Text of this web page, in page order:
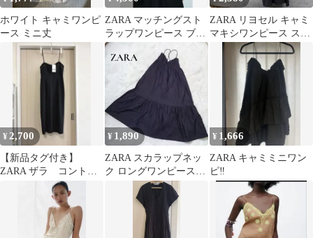
ホワイト キャミワンピ
ース ミニ丈
ZARA マッチングスト
ラップワンピース ブラ
ック XS
ZARA リヨセル キャミ
マキシワンピース スリ
ット 黒 M 古着
¥2,700
【新品タグ付き】
ZARA ザラ コントラ
ストトップステッチペ
ンシルワンピース
¥ 1,890
ZARA スカラップネッ
ク ロングワンピース
¥ 1,666
ZARA キャミミニワン
ピ‼︎